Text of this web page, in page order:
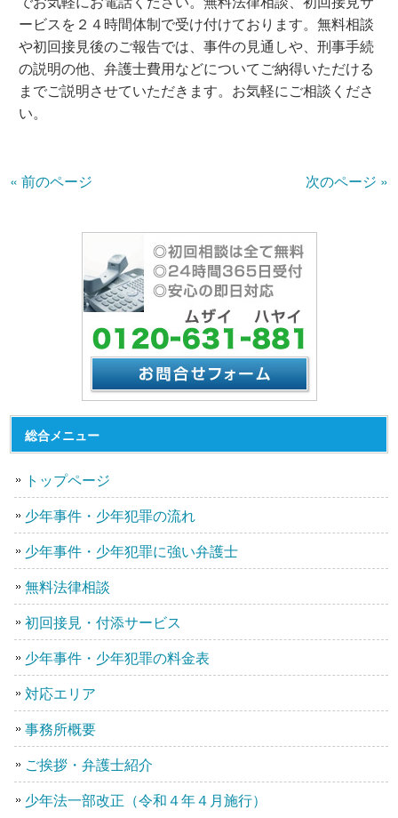
ービスを２４時間体制で受け付けております。無料相談
や初回接見後のご報告では、事件の見通しや、刑事手続
の説明の他、弁護士費用などについてご納得いただける
までご説明させていただきます。お気軽にご相談くださ
い。
« 前のページ 次のページ »
総合メニュー
トップページ
少年事件・少年犯罪の流れ
少年事件・少年犯罪に強い弁護士
無料法律相談
初回接見・付添サービス
少年事件・少年犯罪の料金表
対応エリア
事務所概要
ご挨拶・弁護士紹介
少年法一部改正（令和４年４月施行）